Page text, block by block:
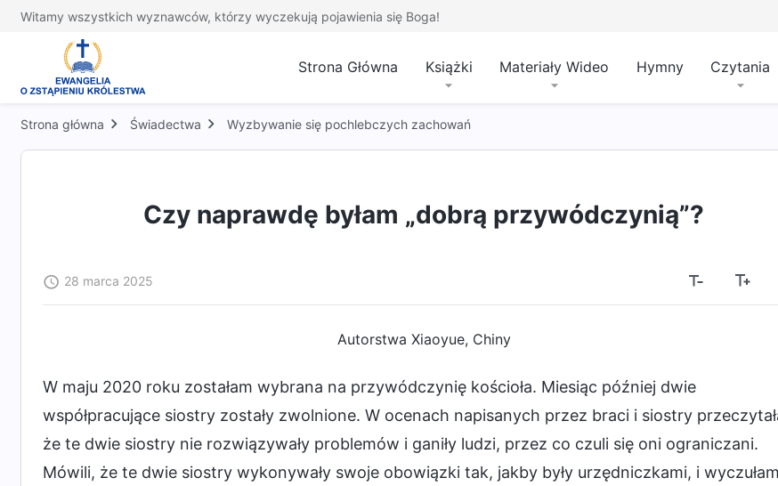
Witamy wszystkich wyznawców, którzy wyczekują pojawienia się Boga!
Strona Główna Książki Materiały Wideo Hymny Czytania
Strona główna Świadectwa Wyzbywanie się pochlebczych zachowań
Czy naprawdę byłam „dobrą przywódczynią”?
28 marca 2025
Autorstwa Xiaoyue, Chiny
W maju 2020 roku zostałam wybrana na przywódczynię kościoła. Miesiąc później dwie
współpracujące siostry zostały zwolnione. W ocenach napisanych przez braci i siostry
że te dwie siostry nie rozwiązywały problemów i ganiły ludzi, przez co czuli się oni ograniczani.
Mówili, że te dwie siostry wykonywały swoje obowiązki tak, jakby były urzędniczkami, i wyczułam